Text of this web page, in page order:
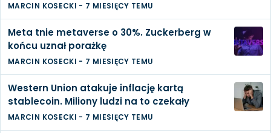
MARCIN KOSECKI - 7 MIESIĘCY TEMU
Meta tnie metaverse o 30%. Zuckerberg w
końcu uznał porażkę
MARCIN KOSECKI - 7 MIESIĘCY TEMU
Western Union atakuje inflację kartą
stablecoin. Miliony ludzi na to czekały
MARCIN KOSECKI - 7 MIESIĘCY TEMU